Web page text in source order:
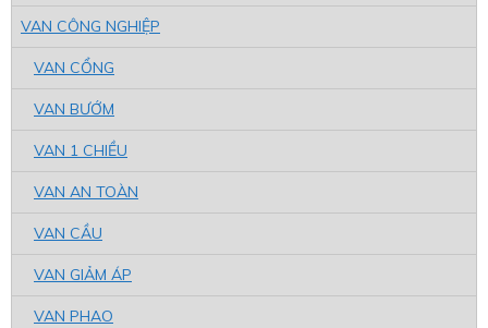
VAN CÔNG NGHIỆP
VAN CỔNG
VAN BƯỚM
VAN 1 CHIỀU
VAN AN TOÀN
VAN CẦU
VAN GIẢM ÁP
VAN PHAO